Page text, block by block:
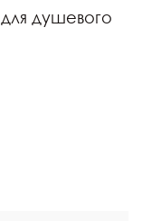
душевого